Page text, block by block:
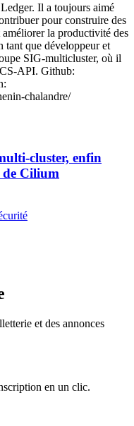
Il a toujours aimé
pour construire des
la productivité des
tant que développeur et
SIG-multicluster, où il
API. Github:
chalandre/
cluster, enfin
Cilium
et des annonces
en un clic.